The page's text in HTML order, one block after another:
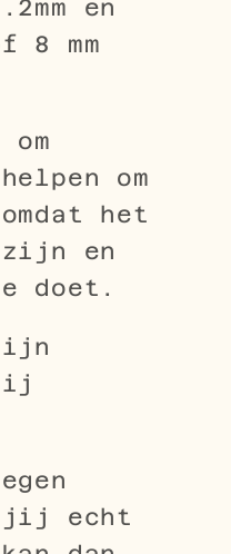
en
8 mm
om
het
zijn en
doet.
jij echt